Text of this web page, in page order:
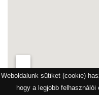
Weboldalunk sütiket (cookie)
hogy a legjobb